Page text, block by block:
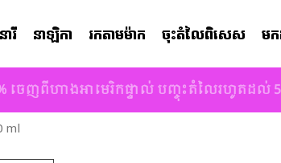
នារី នាឡិកា រកតាមម៉ាក ចុះតំលៃពិសេស ម
ចេញពីហាងអាមេរិកផ្ទាល់ បញ្ចុះតំលៃរហូតដល់
ml